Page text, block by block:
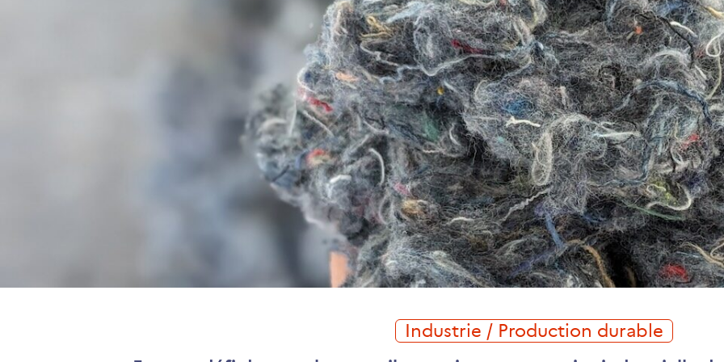
Industrie / Production durable